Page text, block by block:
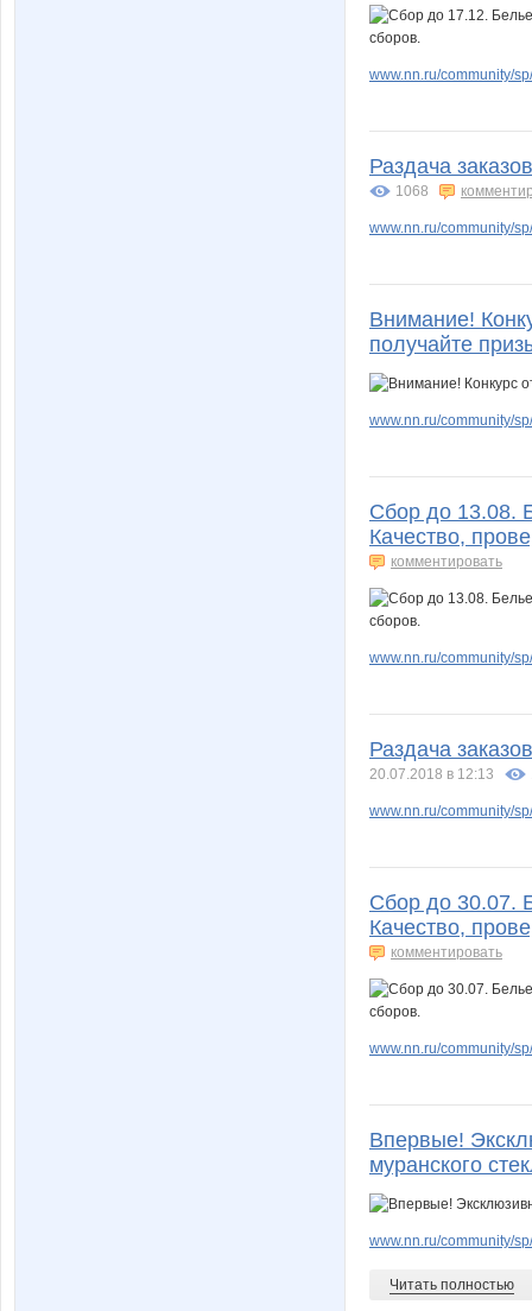
www.nn.ru/community/
Раздача
1068
www.nn.ru/community/
Внимание!
получайте
www.nn.ru/community/
Сбор до 13.08.
Качество,
комментировать
www.nn.ru/community/
Раздача
20.07.2018 в 12:13
www.nn.ru/community/
Сбор до 30.07.
Качество,
комментировать
www.nn.ru/community/
Впервые!
муранского
www.nn.ru/community/
Читать полностью